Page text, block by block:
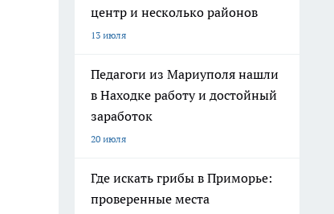
центр и несколько районов
13 июля
Педагоги из Мариуполя нашли
в Находке работу и достойный
заработок
20 июля
Где искать грибы в Приморье:
проверенные места